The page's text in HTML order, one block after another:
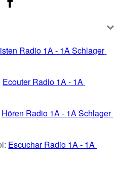
Radio 1A - 1A Schlager
Ecouter Radio 1A - 1A
Hören Radio 1A - 1A Schlager
Escuchar Radio 1A - 1A